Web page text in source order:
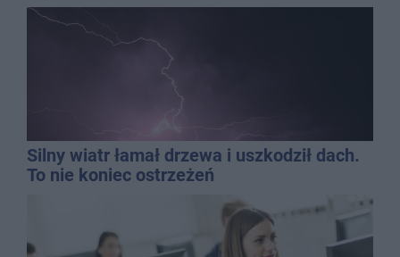
Silny wiatr łamał drzewa i uszkodził dach.
To nie koniec ostrzeżeń